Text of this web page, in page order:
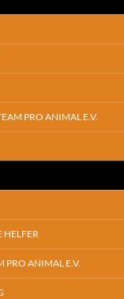
PRO ANIMAL E.V.
HELFER
PRO ANIMAL E.V.